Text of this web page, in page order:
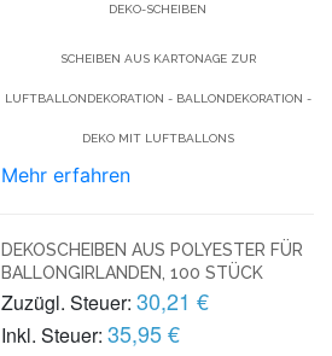
DEKO-SCHEIBEN
SCHEIBEN AUS KARTONAGE ZUR
LUFTBALLONDEKORATION - BALLONDEKORATION -
DEKO MIT LUFTBALLONS
Mehr erfahren
DEKOSCHEIBEN AUS POLYESTER FÜR
BALLONGIRLANDEN, 100 STÜCK
Zuzügl. Steuer: 30,21 €
Inkl. Steuer: 35,95 €